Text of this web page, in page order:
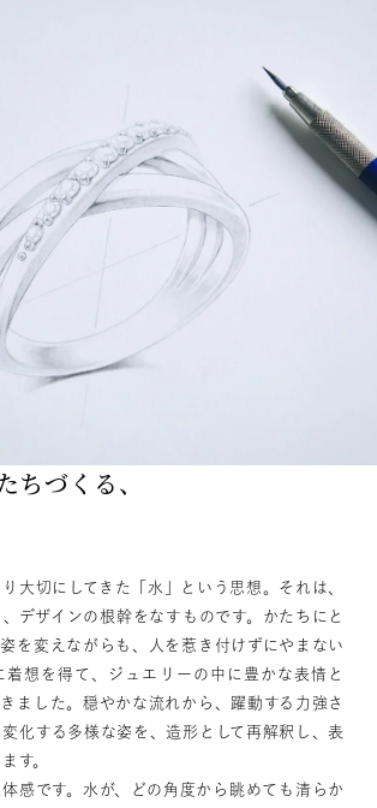
¥400,000
在庫ありのみ
ちづくる、
大切にしてきた「水」という思想。それは、
デザインの根幹をなすものです。かたちにと
を変えながらも、人を惹き付けずにやまない
着想を得て、ジュエリーの中に豊かな表情と
ました。穏やかな流れから、躍動する力強さ
化する多様な姿を、造形として再解釈し、表
す。
感です。水が、どの角度から眺めても清らか